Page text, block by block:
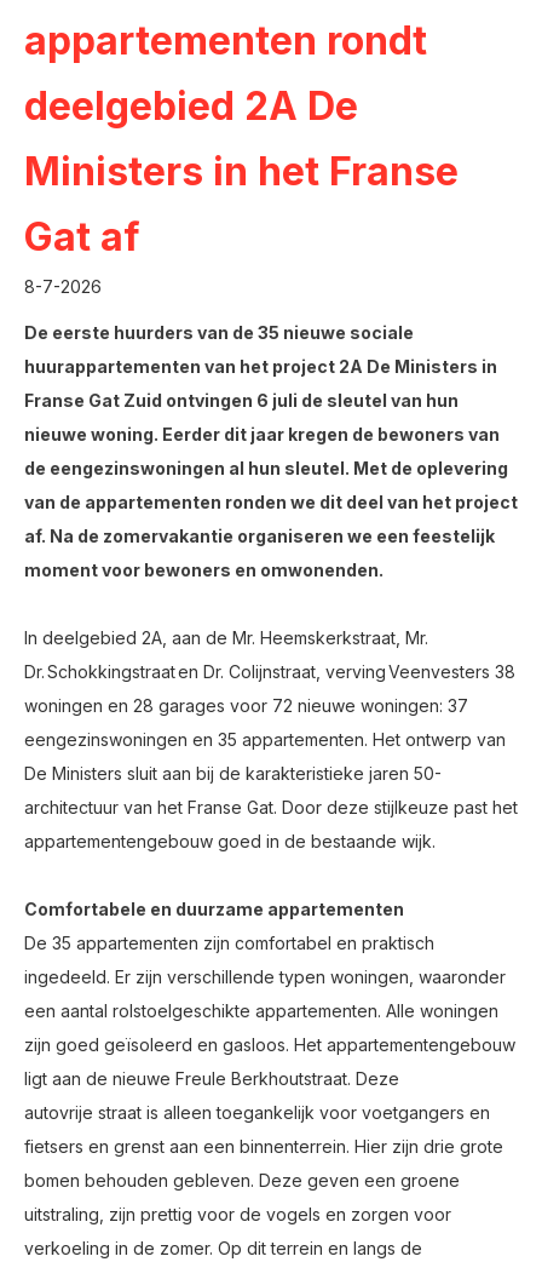
appartementen rondt
deelgebied 2A De
Ministers in het Franse
Gat af
8-7-2026
De eerste huurders van de 35 nieuwe sociale
huurappartementen van het project 2A De Ministers in
Franse Gat Zuid ontvingen 6 juli de sleutel van hun
nieuwe woning. Eerder dit jaar kregen de bewoners van
de eengezinswoningen al hun sleutel. Met de oplevering
van de appartementen ronden we dit deel van het project
af. Na de zomervakantie organiseren we een feestelijk
moment voor bewoners en omwonenden.
In deelgebied 2A, aan de Mr. Heemskerkstraat, Mr.
Dr. Schokkingstraat en Dr. Colijnstraat, verving Veenvesters 38
woningen en 28 garages voor 72 nieuwe woningen: 37
eengezinswoningen en 35 appartementen. Het ontwerp van
De Ministers sluit aan bij de karakteristieke jaren 50-
architectuur van het Franse Gat. Door deze stijlkeuze past het
appartementengebouw goed in de bestaande wijk.
Comfortabele en duurzame appartementen
De 35 appartementen zijn comfortabel en praktisch
ingedeeld. Er zijn verschillende typen woningen, waaronder
een aantal rolstoelgeschikte appartementen. Alle woningen
zijn goed geïsoleerd en gasloos. Het appartementengebouw
ligt aan de nieuwe Freule Berkhoutstraat. Deze
autovrije straat is alleen toegankelijk voor voetgangers en
fietsers en grenst aan een binnenterrein. Hier zijn drie grote
bomen behouden gebleven. Deze geven een groene
uitstraling, zijn prettig voor de vogels en zorgen voor
verkoeling in de zomer. Op dit terrein en langs de